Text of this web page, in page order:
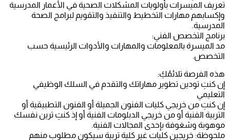
تعريف الميسرات بأولويات المشكلات الصحية في الأعمار المدرسية
وإكسابهم مهارات التخطيط والتنفيذ والتقويم لبرامج الصحة
المدرسية.
برنامج التخصص الفني:
مد الميسرة بالمعلومات والمهارات والأدوات الرئيسية حسب
التخصص.
هذه الفرصة تلائمُكِ:
إن كنتِ تودين تطوير مهاراتك والتقدم في السلك الوظيفي
التعليمي
إن كنتِ من خريجي كليات الفنون الجميلة أو الفنون التطبيقية أو
التربية الفنية أو من خريجي الدبلومات الفنية أو إذ كنتِ ترين نفسك
موهوبة وشغوفة بإحدى المجالات الفنية.
ملحوظة: خريجين كليات غير كلية تربية سيكون مطلوب منهم